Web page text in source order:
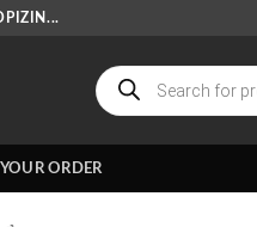
Tìm
kiếm
sản
phẩm
ORDER